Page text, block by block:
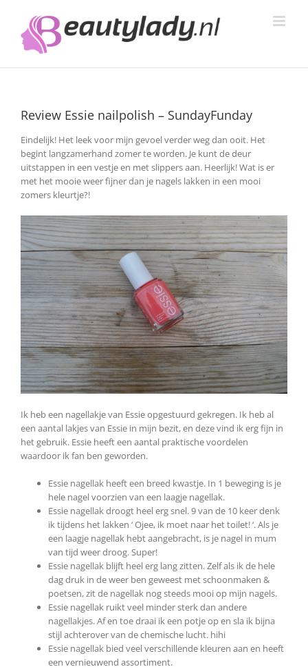
inhoud
Review Essie nailpolish – SundayFunday
Eindelijk! Het leek voor mijn gevoel verder weg dan ooit. Het
begint langzamerhand zomer te worden. Je kunt de deur
uitstappen in een vestje en met slippers aan. Heerlijk! Wat is er
met het mooie weer fijner dan je nagels lakken in een mooi
zomers kleurtje?!
Ik heb een nagellakje van Essie opgestuurd gekregen. Ik heb al
een aantal lakjes van Essie in mijn bezit, en deze vind ik erg fijn in
het gebruik. Essie heeft een aantal praktische voordelen
waardoor ik fan ben geworden.
Essie nagellak heeft een breed kwastje. In 1 beweging is je
hele nagel voorzien van een laagje nagellak.
Essie nagellak droogt heel erg snel. 9 van de 10 keer denk
ik tijdens het lakken ‘ Ojee, ik moet naar het toilet! ‘. Als je
een laagje nagellak hebt aangebracht, is je nagel in mum
van tijd weer droog. Super!
Essie nagellak blijft heel erg lang zitten. Zelf als ik de hele
dag druk in de weer ben geweest met schoonmaken &
poetsen, zit de nagellak nog steeds mooi op mijn nagels.
Essie nagellak ruikt veel minder sterk dan andere
nagellakjes. Af en toe draai ik een potje op en sla ik bijna
stijl achterover van de chemische lucht. hihi
Essie nagellak bied veel verschillende kleuren aan en heeft
een vernieuwend assortiment.